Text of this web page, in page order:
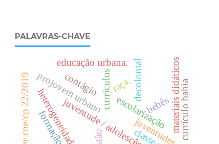
PALAVRAS-CHAVE
currículos
projovem urbano
juventude / adolescência.
educação urbana.
c
l
a
s
s
e
o
c
i
a
l
raça.
juventudes
escolarização
heterogeneidade materiais didáticos
formação.
decolonial
parecer cne/cp 22/2019 bebês
contágio currículo bahia